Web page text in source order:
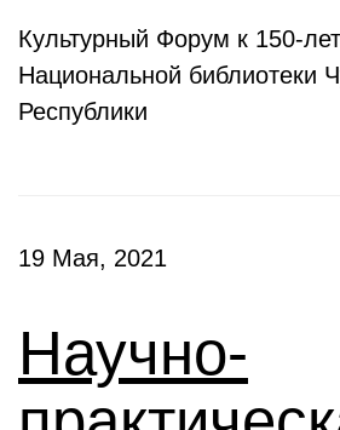
Культурный Форум к 150-
Национальной библиотеки
Республики
19 Мая, 2021
Научно-